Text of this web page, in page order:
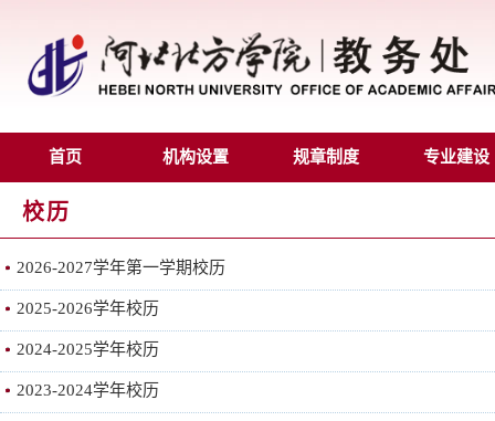
首页 机构设置 规章制度 专业建设
校历
2026-2027学年第一学期校历
2025-2026学年校历
2024-2025学年校历
2023-2024学年校历